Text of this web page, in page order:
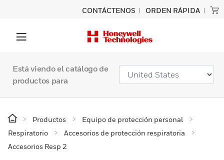
CONTÁCTENOS ORDEN RÁPIDA
Está viendo el catálogo de
productos para
Productos
Equipo de protección personal
Respiratorio
Accesorios de protección respiratoria
Accesorios Resp 2